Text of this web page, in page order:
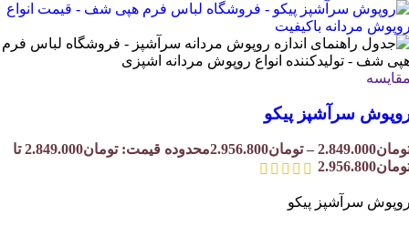
سرآشپز پیکو
2.849.000
– تومان2.956.800
محدوده قیمت: تومان2.849.000 تا
سرآشپز پیکو